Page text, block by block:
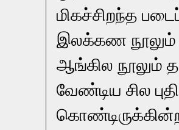
மிகச்சிறந்த
இலக்கண நூலும்
ஆங்கில நூலும்
வேண்டிய சில